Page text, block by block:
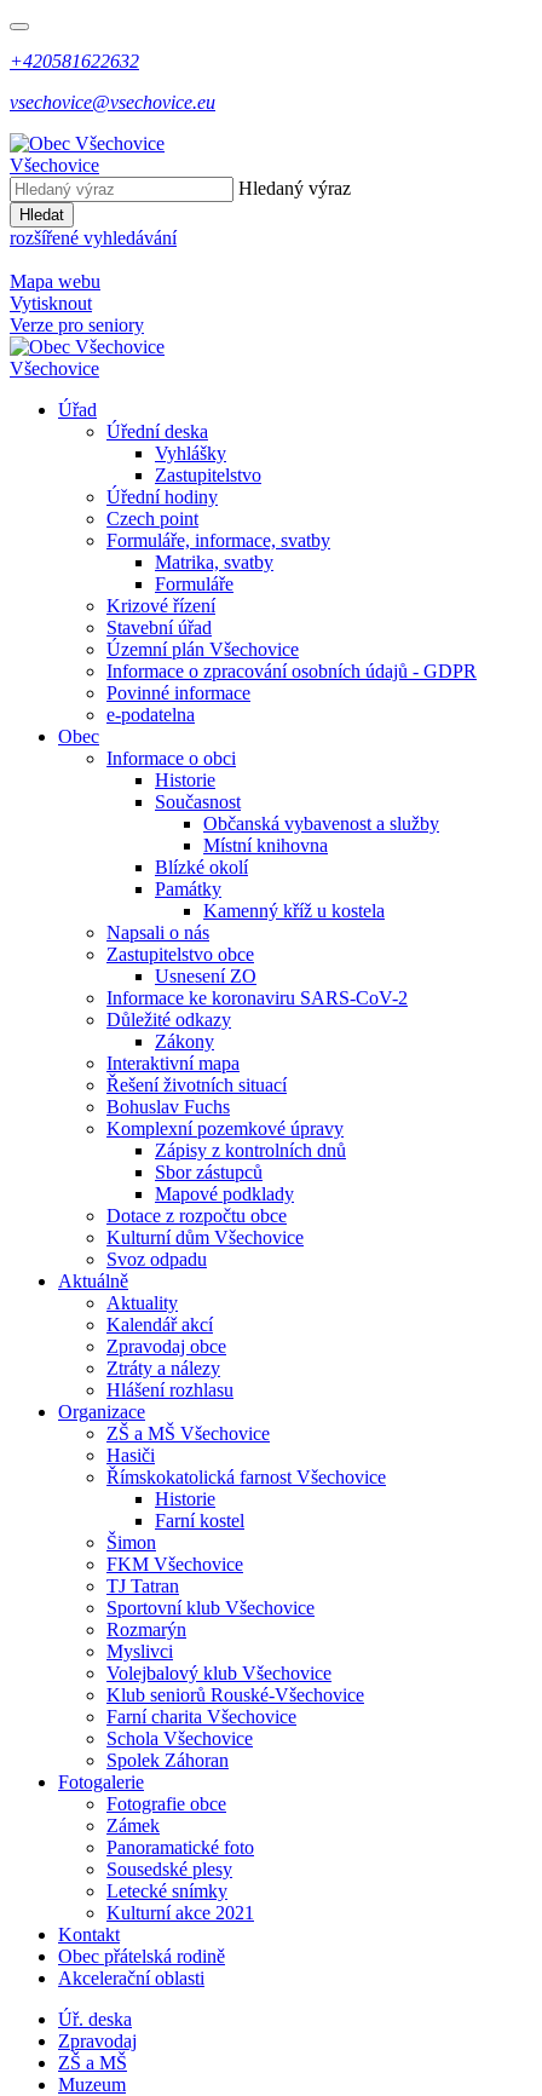
+420581622632
vsechovice@vsechovice.eu
Všechovice
Hledaný výraz
Hledat
rozšířené vyhledávání
Mapa webu
Vytisknout
Verze pro seniory
Všechovice
Úřad
Úřední deska
Vyhlášky
Zastupitelstvo
Úřední hodiny
Czech point
Formuláře, informace, svatby
Matrika, svatby
Formuláře
Krizové řízení
Stavební úřad
Územní plán Všechovice
Informace o zpracování osobních údajů - GDPR
Povinné informace
e-podatelna
Obec
Informace o obci
Historie
Současnost
Občanská vybavenost a služby
Místní knihovna
Blízké okolí
Památky
Kamenný kříž u kostela
Napsali o nás
Zastupitelstvo obce
Usnesení ZO
Informace ke koronaviru SARS-CoV-2
Důležité odkazy
Zákony
Interaktivní mapa
Řešení životních situací
Bohuslav Fuchs
Komplexní pozemkové úpravy
Zápisy z kontrolních dnů
Sbor zástupců
Mapové podklady
Dotace z rozpočtu obce
Kulturní dům Všechovice
Svoz odpadu
Aktuálně
Aktuality
Kalendář akcí
Zpravodaj obce
Ztráty a nálezy
Hlášení rozhlasu
Organizace
ZŠ a MŠ Všechovice
Hasiči
Římskokatolická farnost Všechovice
Historie
Farní kostel
Šimon
FKM Všechovice
TJ Tatran
Sportovní klub Všechovice
Rozmarýn
Myslivci
Volejbalový klub Všechovice
Klub seniorů Rouské-Všechovice
Farní charita Všechovice
Schola Všechovice
Spolek Záhoran
Fotogalerie
Fotografie obce
Zámek
Panoramatické foto
Sousedské plesy
Letecké snímky
Kulturní akce 2021
Kontakt
Obec přátelská rodině
Akcelerační oblasti
Úř. deska
Zpravodaj
ZŠ a MŠ
Muzeum